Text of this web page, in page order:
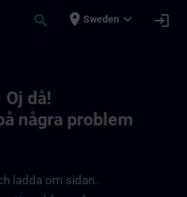
search place Sweden expand_more login
Oj då!
några problem
ladda om sidan.